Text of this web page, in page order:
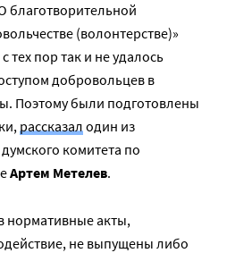
благотворительной
(волонтерстве)»
тех пор так и не удалось
добровольцев в
Поэтому были подготовлены
рассказалодин из
комитета по
Артем Метелев.
нормативные акты,
не выпущены либо